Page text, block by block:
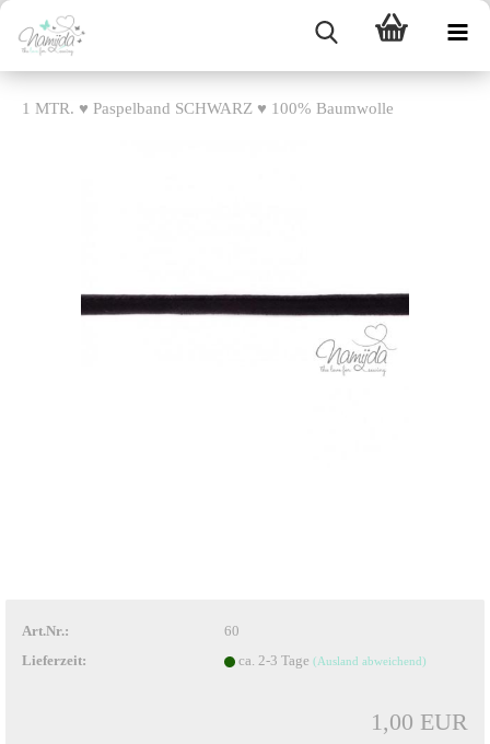
1 MTR. ♥ Paspelband SCHWARZ ♥ 100% Baumwolle
Art.Nr.:
60
Lieferzeit:
ca. 2-3 Tage (Ausland abweichend)
1,00 EUR